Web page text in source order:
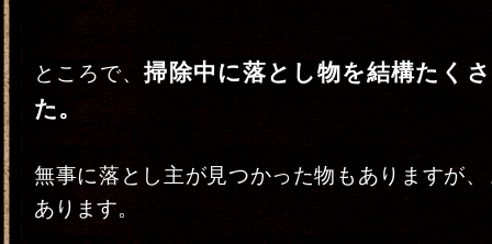
ところで、掃除中に落とし物を結構たく
た。
無事に落とし主が見つかった物もありますが
あります。